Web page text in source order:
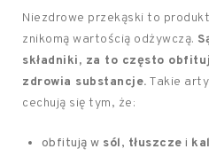
Niezdrowe przekąski to
znikomą wartością odżywczą.
składniki, za to często
zdrowia substancje. Takie
cechują się tym, że:
obfitują w sól, tłuszcze i